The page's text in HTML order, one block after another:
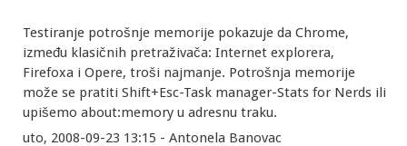
Testiranje potrošnje memorije pokazuje da Chrome,
između klasičnih pretraživača: Internet explorera,
Firefoxa i Opere, troši najmanje. Potrošnja memorije
može se pratiti Shift+Esc-Task manager-Stats for Nerds ili
upišemo about:memory u adresnu traku.
uto, 2008-09-23 13:15 - Antonela Banovac